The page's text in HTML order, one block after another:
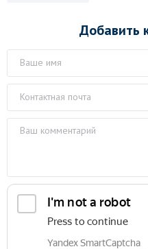
Добавить